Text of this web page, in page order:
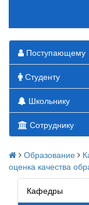
Поступающему
Студенту
Школьнику
Сотруднику
Образование
оценка качества
Кафедры